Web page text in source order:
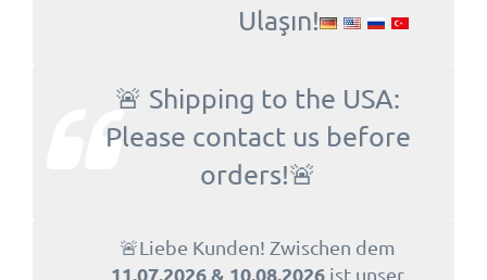
Ulaşın!
🚨 Shipping to the USA:
Please contact us before
orders!🚨
🚨Liebe Kunden! Zwischen dem
11.07.2026 & 10.08.2026 ist unser